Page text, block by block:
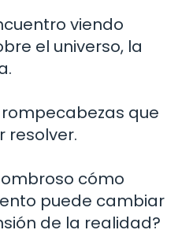
viendo
el universo, la
que
resolver.
cómo
puede cambiar
de la realidad?